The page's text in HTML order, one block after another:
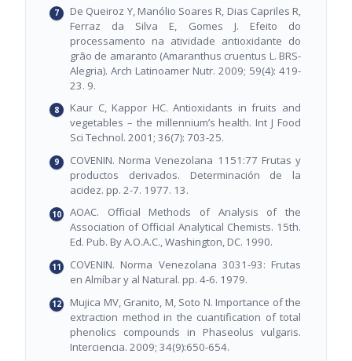
De Queiroz Y, Manólio Soares R, Dias Capriles R,
Ferraz da Silva E, Gomes J. Efeito do
processamento na atividade antioxidante do
grão de amaranto (Amaranthus cruentus L. BRS-
Alegria). Arch Latinoamer Nutr. 2009; 59(4): 419-
23. 9.
Kaur C, Kappor HC. Antioxidants in fruits and
vegetables – the millennium’s health. Int J Food
Sci Technol. 2001; 36(7): 703-25.
COVENIN. Norma Venezolana 1151:77 Frutas y
productos derivados. Determinación de la
acidez. pp. 2-7. 1977. 13.
AOAC. Official Methods of Analysis of the
Association of Official Analytical Chemists. 15th.
Ed. Pub. By A.O.A.C., Washington, DC. 1990.
COVENIN. Norma Venezolana 3031-93: Frutas
en Almíbar y al Natural. pp. 4-6. 1979.
Mujica MV, Granito, M, Soto N. Importance of the
extraction method in the cuantification of total
phenolics compounds in Phaseolus vulgaris.
Interciencia. 2009; 34(9):650-654.